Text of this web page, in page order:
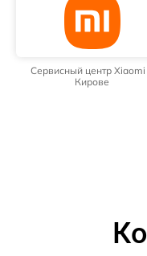
Сервисный центр Xiaomi
Кирове